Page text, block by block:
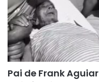
Pai de Frank